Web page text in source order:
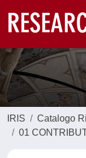
IRIS
Catalogo
01